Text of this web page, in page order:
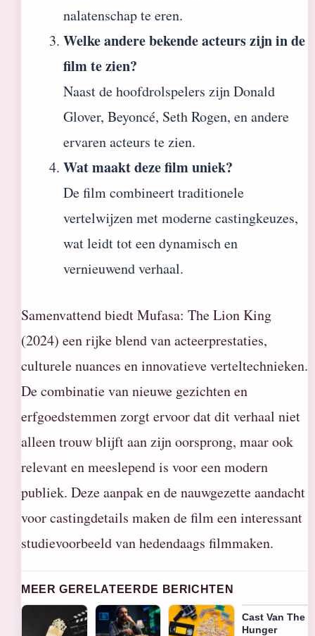
nalatenschap te eren.
Welke andere bekende acteurs zijn in de
film te zien?
Naast de hoofdrolspelers zijn Donald
Glover, Beyoncé, Seth Rogen, en andere
ervaren acteurs te zien.
Wat maakt deze film uniek?
De film combineert traditionele
vertelwijzen met moderne castingkeuzes,
wat leidt tot een dynamisch en
vernieuwend verhaal.
Samenvattend biedt Mufasa: The Lion King
(2024) een rijke blend van acteerprestaties,
culturele nuances en innovatieve verteltechnieken.
De combinatie van nieuwe gezichten en
erfgoedstemmen zorgt ervoor dat dit verhaal niet
alleen trouw blijft aan zijn oorsprong, maar ook
relevant en meeslepend is voor een modern
publiek. Deze aanpak en de nauwgezette aandacht
voor castingdetails maken de film een interessant
studievoorbeeld van hedendaags filmmaken.
MEER GERELATEERDE BERICHTEN
Cast Van The
Hunger